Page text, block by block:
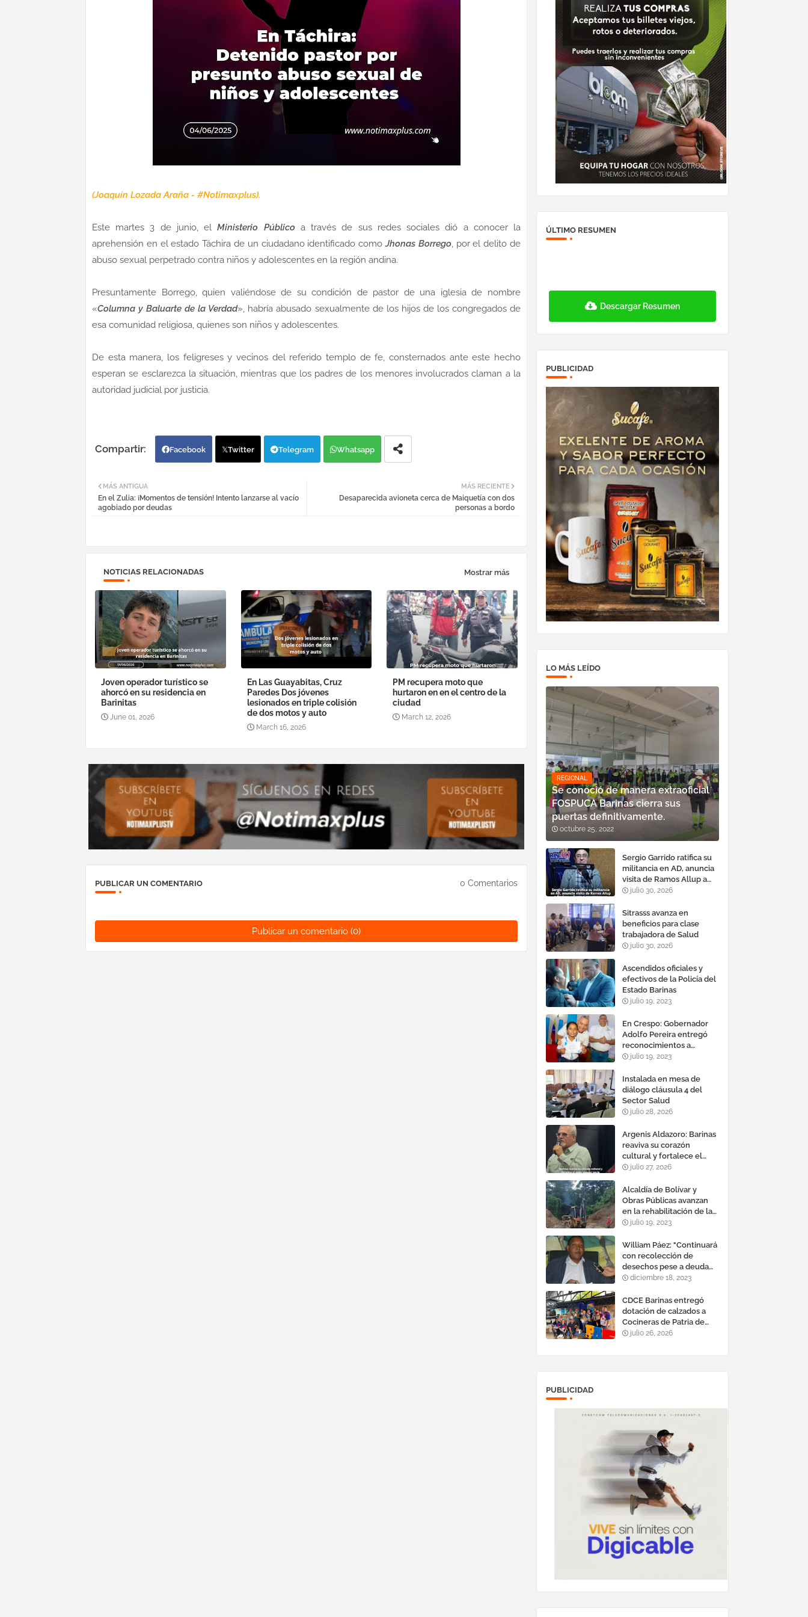
(Joaquín Lozada Araña - #Notimaxplus).
Este martes 3 de junio, elMinisterio Públicoa través de sus redes sociales dió a conocer la
aprehensión en el estado Táchira de un ciudadano identificado comoJhonas Borrego, por el delito de
abuso sexual perpetrado contra niños y adolescentes en la región andina.
Presuntamente Borrego, quien valiéndose de su condición de pastor de una iglesia de nombre
«Columna y Baluarte de la Verdad», habría abusado sexualmente de los hijos de los congregados de
esa comunidad religiosa, quienes son niños y adolescentes.
De esta manera, los feligreses y vecinos del referido templo de fe, consternados ante este hecho
esperan se esclarezca la situación, mientras que los padres de los menores involucrados claman a la
autoridad judicial por justicia.
Facebook Twitter Telegram Whatsapp
MÁS RECIENTE
Desaparecida avioneta cerca de Maiquetía con dos
personas a bordo
MÁS ANTIGUA
En el Zulia: ¡Momentos de tensión! Intento lanzarse al vacío
agobiado por deudas
NOTICIAS RELACIONADAS Mostrar más
Joven operador turístico se
ahorcó en su residencia en
Barinitas
June 01, 2026
En Las Guayabitas, Cruz
Paredes Dos jóvenes
lesionados en triple colisión
de dos motos y auto
March 16, 2026
PM recupera moto que
hurtaron en en el centro de la
ciudad
March 12, 2026
PUBLICAR UN COMENTARIO 0 Comentarios
Publicar un comentario (0)
ÚLTIMO RESUMEN
Descargar Resumen
PUBLICIDAD
LO MÁS LEÍDO
REGIONAL
Se conoció de manera extraoficial
FOSPUCA Barinas cierra sus
puertas definitivamente.
octubre 25, 2022
Sergio Garrido ratifica su
militancia en AD, anuncia
visita de Ramos Allup a
Barinas y llama a
cauteloso»
julio 30, 2026
Sitrasss avanza en
beneficios para clase
trabajadora de Salud
julio 30, 2026
Ascendidos oficiales y
efectivos de la Policía del
Estado Barinas
julio 19, 2023
En Crespo: Gobernador
Adolfo Pereira entregó
reconocimientos a
estudiantes con mejores
escolar 2022 – 2023
julio 19, 2023
Instalada en mesa de
diálogo cláusula 4 del
Sector Salud
julio 28, 2026
Argenis Aldazoro: Barinas
reaviva su corazón
cultural y fortalece el
poder popular con la
esteban ruiz guevara
julio 27, 2026
Alcaldía de Bolívar y
Obras Públicas avanzan
en la rehabilitación de la
vía a Calderas
julio 19, 2023
William Páez: "Continuará
con recolección de
desechos pese a deuda
de comercios"
diciembre 18, 2023
CDCE Barinas entregó
dotación de calzados a
Cocineras de Patria de
Pedraza
julio 26, 2026
PUBLICIDAD